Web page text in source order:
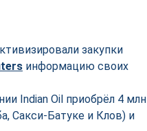
закупки
информацию своих
Indian Oil приобрёл 4 млн
Сакси-Батуке и Клов) и